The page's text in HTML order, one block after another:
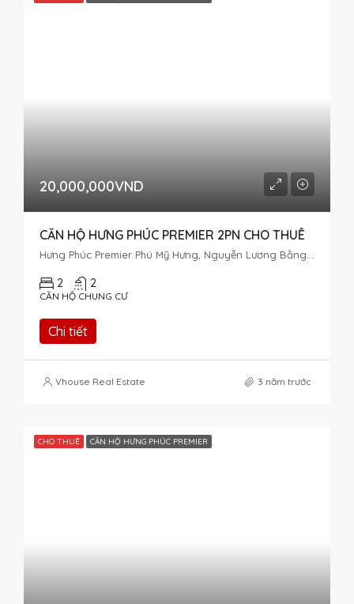
20,000,000VND
CĂN HỘ HƯNG PHÚC PREMIER 2PN CHO THUÊ
2 2
CĂN HỘ CHUNG CƯ
Chi tiết
Vhouse Real Estate 3 năm trước
CHO THUÊ CĂN HỘ HƯNG PHÚC PREMIER